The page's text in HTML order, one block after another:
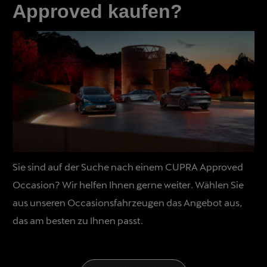
Approved kaufen?
Sie sind auf der Suche nach einem CUPRA Approved
Occasion? Wir helfen Ihnen gerne weiter. Wählen Sie
aus unseren Occasionsfahrzeugen das Angebot aus,
das am besten zu Ihnen passt.